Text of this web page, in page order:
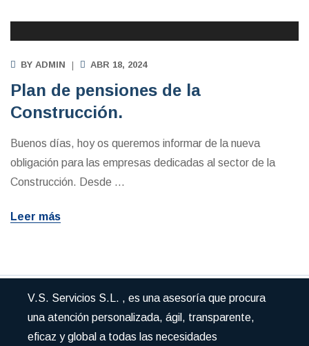
BY ADMIN ABR 18, 2024
Plan de pensiones de la
Construcción.
Buenos días, hoy os queremos informar de la nueva
obligación para las empresas dedicadas al sector de la
Construcción. Desde …
Leer más
V.S. Servicios S.L. , es una asesoría que procura
una atención personalizada, ágil, transparente,
eficaz y global a todas las necesidades